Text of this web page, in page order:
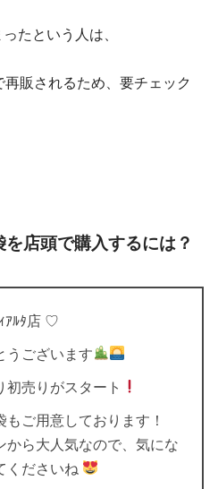
たという人は、
再販されるため、要チェック
店頭で購入するには？
ｱﾙﾀ店 ♡
うございます
初売りがスタート
ご用意しております！
から大人気なので、気にな
くださいね